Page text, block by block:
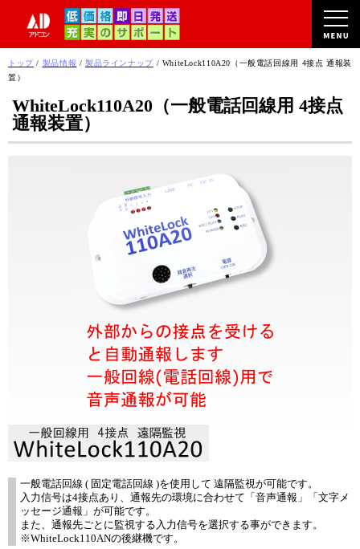
このページの本文へ
現
在
位
置：
トップ/ 製品情報 / 製品ラインナップ/ WhiteLock110A20（一般電話回線用 4接点 通報装
置）
WhiteLock110A20（一般電話回線用 4接点
通報装置）
一般電話回線 ( 固定電話回線 )を使用して 遠隔監視が可能です。
入力信号は4接点あり、通報先の環境に合わせて「音声通報」「文字メ
ッセージ通報」が可能です。
また、通報先ごとに監視する入力信号を選択する事ができます。
※WhiteLock110ANの後継機です。